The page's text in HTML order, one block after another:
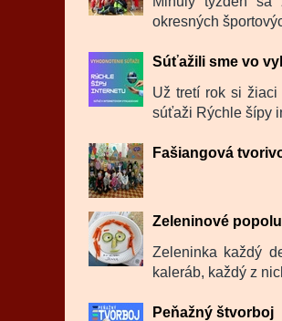
okresných
Súťažili sme vo
Už tretí rok si
súťaži Rýchle šípy
Fašiangová
Zeleninové
Zeleninka každý
kaleráb, každý z
Peňažný štvorboj